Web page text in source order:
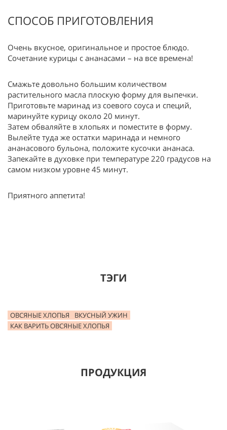
СПОСОБ ПРИГОТОВЛЕНИЯ
Очень вкусное, оригинальное и простое блюдо.
Сочетание курицы с ананасами – на все времена!
Смажьте довольно большим количеством
растительного масла плоскую форму для выпечки.
Приготовьте маринад из соевого соуса и специй,
маринуйте курицу около 20 минут.
Затем обваляйте в хлопьях и поместите в форму.
Вылейте туда же остатки маринада и немного
ананасового бульона, положите кусочки ананаса.
Запекайте в духовке при температуре 220 градусов на
самом низком уровне 45 минут.
Приятного аппетита!
ТЭГИ
ОВСЯНЫЕ ХЛОПЬЯ
ВКУСНЫЙ УЖИН
КАК ВАРИТЬ ОВСЯНЫЕ ХЛОПЬЯ
ПРОДУКЦИЯ